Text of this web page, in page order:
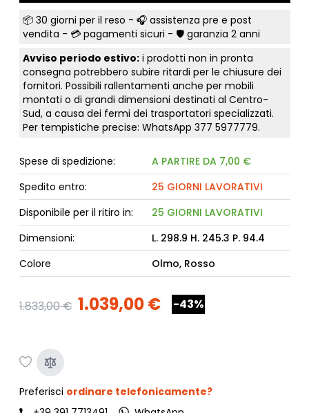
📦 30 giorni per il reso - 🎧 assistenza pre e post
vendita - 💳 pagamenti sicuri - 🛡️ garanzia 2 anni
Avviso periodo estivo:i prodotti non in pronta
consegna potrebbero subire ritardi per le chiusure dei
fornitori. Possibili rallentamenti anche per mobili
montati o di grandi dimensioni destinati al Centro-
Sud, a causa dei fermi dei trasportatori specializzati.
Per tempistiche precise: WhatsApp 377 5977779.
Spese di spedizione:
A PARTIRE DA 7,00 €
Spedito entro:
25 GIORNI LAVORATIVI
Disponibile per il ritiro in:
25 GIORNI LAVORATIVI
Dimensioni:
L. 298.9 H. 245.3 P. 94.4
Colore
Olmo, Rosso
1.833,00 € 1.039,00 € -43%
Preferisci ordinare telefonicamente?